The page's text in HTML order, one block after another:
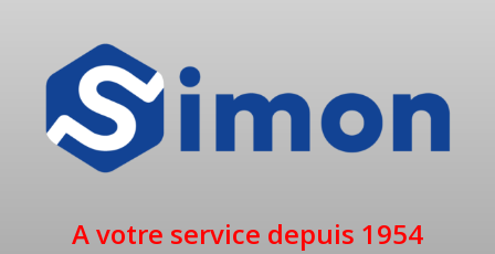
A votre service depuis 1954